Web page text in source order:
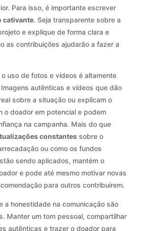
Para isso, é importante escrever
cativante. Seja transparente sobre a
e explique de forma clara e
as contribuições ajudarão a fazer a
uso de fotos e vídeos é altamente
autênticas e vídeos que dão
sobre a situação ou explicam o
o doador em potencial e podem
na campanha. Mais do que
constantessobre o
ou como os fundos
sendo aplicados, mantém o
e pode até mesmo motivar novas
para outros contribuírem.
a honestidade na comunicação são
Manter um tom pessoal, compartilhar
autênticas e trazer o doador para